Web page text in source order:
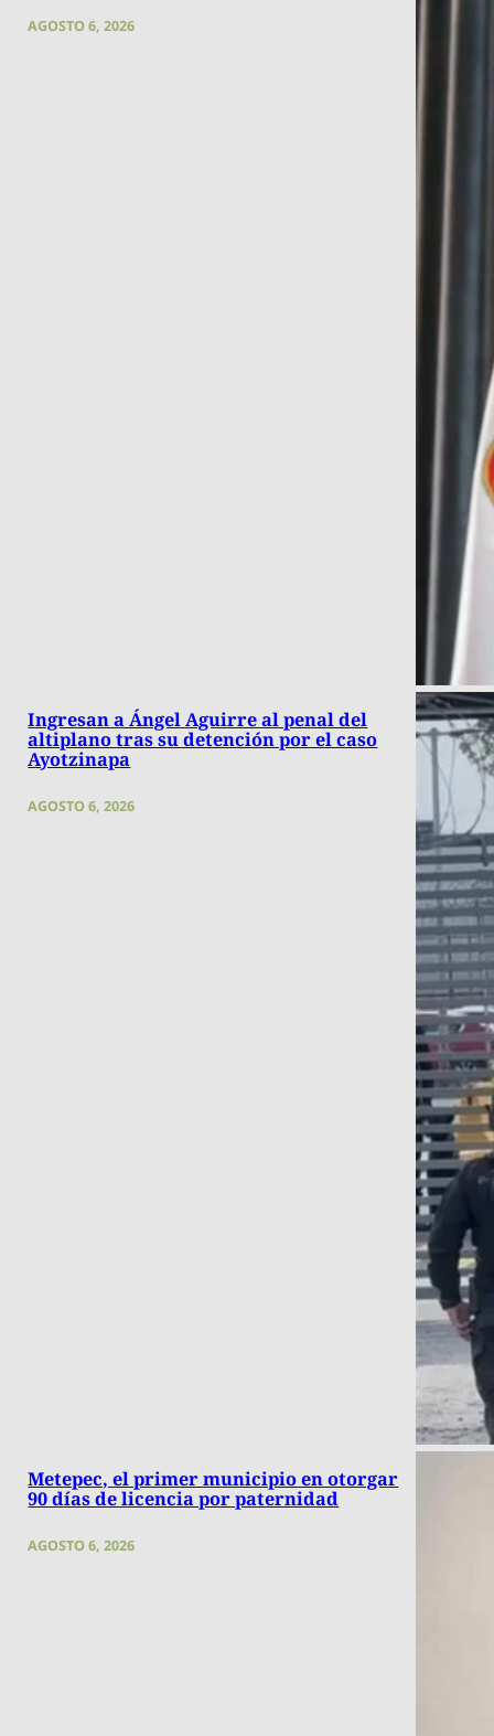
AGOSTO 6, 2026
Ingresan a Ángel Aguirre al penal del
altiplano tras su detención por el caso
Ayotzinapa
AGOSTO 6, 2026
Metepec, el primer municipio en otorgar
90 días de licencia por paternidad
AGOSTO 6, 2026